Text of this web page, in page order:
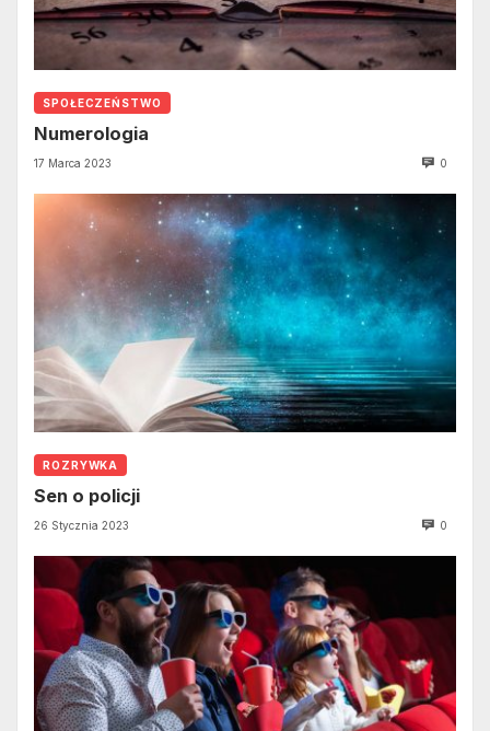
SPOŁECZEŃSTWO
Numerologia
17 Marca 2023 0
ROZRYWKA
Sen o policji
26 Stycznia 2023 0